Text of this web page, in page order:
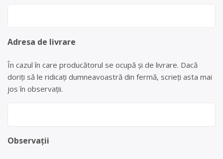
Adresa de livrare
În cazul în care producătorul se ocupă și de livrare. Dacă
doriți să le ridicați dumneavoastră din fermă, scrieți asta mai
jos în observații.
Observații